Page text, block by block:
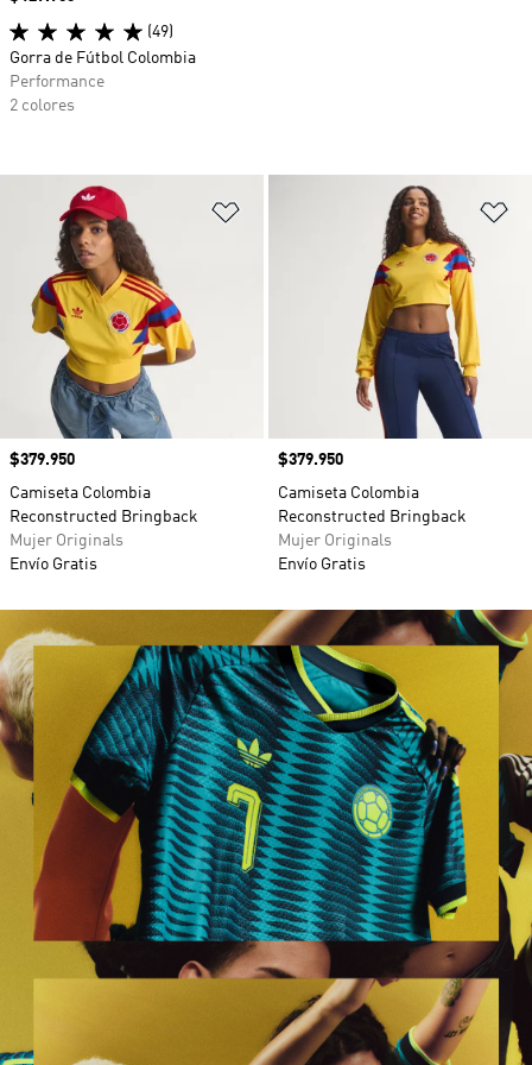
Añadir a la lista de deseos
Precio
$379.950
Camiseta Colombia
Reconstructed Bringback
Mujer Originals
Envío Gratis
Precio
$379.950
Camiseta Colombia
Reconstructed Bringback
Mujer Originals
Envío Gratis
(49)
Gorra de Fútbol Colombia
Performance
2 colores